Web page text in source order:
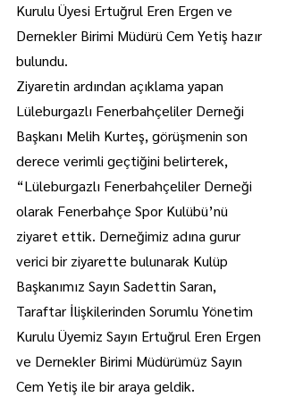
Kurulu Üyesi Ertuğrul Eren Ergen ve
Dernekler Birimi Müdürü Cem Yetiş hazır
bulundu.
Ziyaretin ardından açıklama yapan
Lüleburgazlı Fenerbahçeliler Derneği
Başkanı Melih Kurteş, görüşmenin son
derece verimli geçtiğini belirterek,
“Lüleburgazlı Fenerbahçeliler Derneği
olarak Fenerbahçe Spor Kulübü’nü
ziyaret ettik. Derneğimiz adına gurur
verici bir ziyarette bulunarak Kulüp
Başkanımız Sayın Sadettin Saran,
Taraftar İlişkilerinden Sorumlu Yönetim
Kurulu Üyemiz Sayın Ertuğrul Eren Ergen
ve Dernekler Birimi Müdürümüz Sayın
Cem Yetiş ile bir araya geldik.